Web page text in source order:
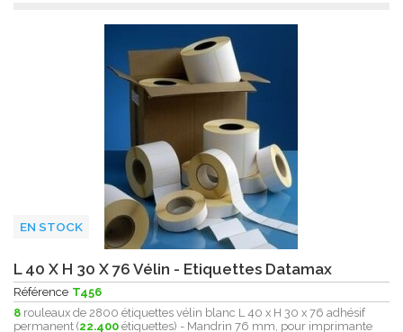
EN STOCK
L 40 X H 30 X 76 Vélin - Etiquettes Datamax
Référence T456
8 rouleaux de 2800 étiquettes vélin blanc L 40 x H 30 x 76 adhésif
permanent (22.400 étiquettes) - Mandrin 76 mm, pour imprimante